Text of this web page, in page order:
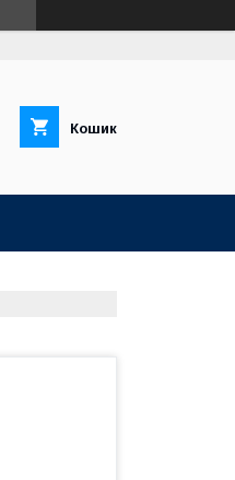
Кошик